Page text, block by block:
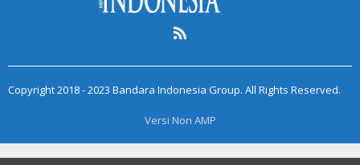
Copyright 2018 - 2023 Bandara Indonesia Group. All Rights Reserved.
Versi Non AMP